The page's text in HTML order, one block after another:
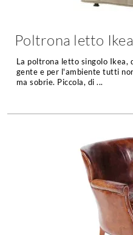
Poltrona letto Ikea
La poltrona letto singolo Ikea,
gente e per l'ambiente tutti
ma sobrie. Piccola, di ...